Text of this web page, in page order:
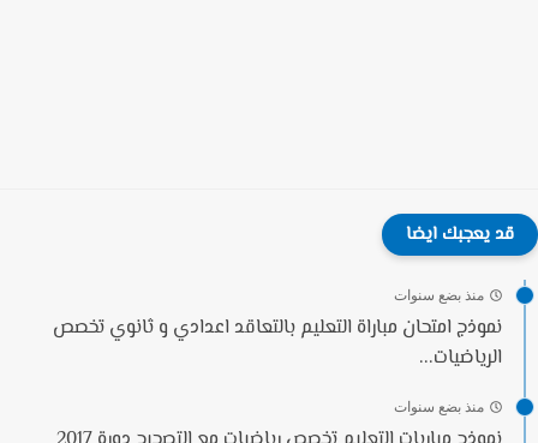
قد يعجبك ايضا
منذ بضع سنوات
نموذج امتحان مباراة التعليم بالتعاقد اعدادي و ثانوي تخصص
الرياضيات...
منذ بضع سنوات